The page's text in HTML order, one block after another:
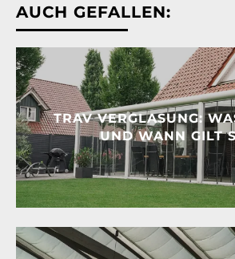
AUCH GEFALLEN:
TRAV VERGLASUNG:
UND WANN GILT